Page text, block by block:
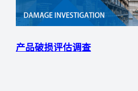
产品破损评估调查